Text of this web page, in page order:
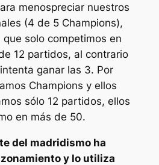
menospreciar nuestros
(4 de 5 Champions),
solo competimos en
12 partidos, al contrario
ganar las 3. Por
Champions y ellos
sólo 12 partidos, ellos
en más de 50.
del madridismo ha
y lo utiliza